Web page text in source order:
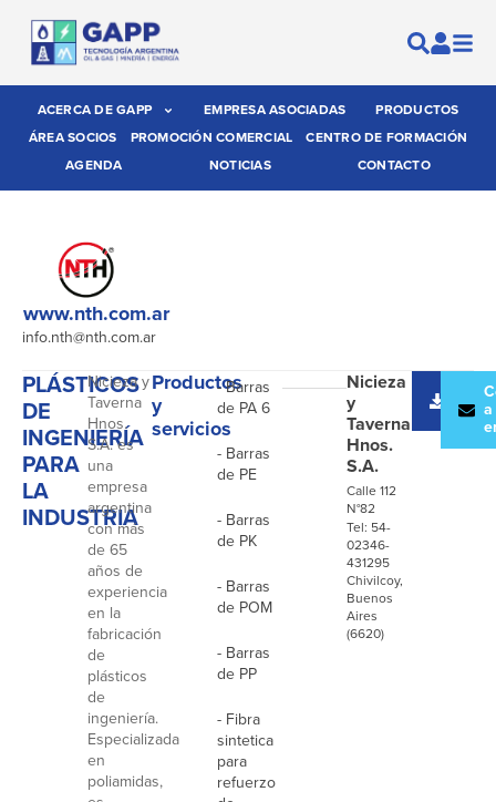
ACERCA DE GAPP EMPRESA ASOCIADAS
PRODUCTOS
ÁREA SOCIOS
PROMOCIÓN COMERCIAL
CENTRO DE FORMACIÓN
AGENDA
NOTICIAS CONTACTO
www.nth.com.ar
info.nth@nth.com.ar
PLÁSTICOS
DE
INGENIERÍA
PARA
LA
INDUSTRIA
Nicieza y
Taverna
Hnos.
S.A. es
una
empresa
argentina
con más
de 65
años de
experiencia
en la
fabricación
de
plásticos
de
ingeniería.
Especializada
en
poliamidas,
Productos
y
servicios
- Barras
de PA 6
- Barras
de PE
- Barras
de PK
- Barras
de POM
- Barras
de PP
- Fibra
sintetica
para
refuerzo
Nicieza
y
Taverna
Hnos.
S.A.
Calle 112
N°82
Tel: 54-
02346-
431295
Chivilcoy,
Buenos
Aires
(6620)